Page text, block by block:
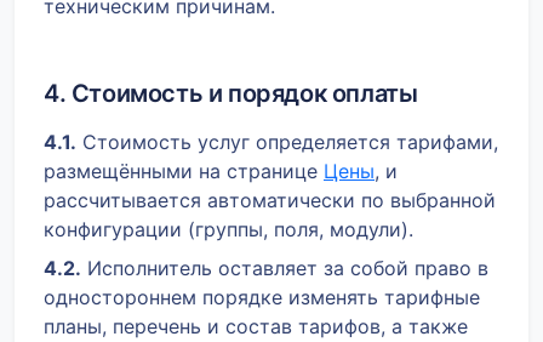
техническим причинам.
4. Стоимость и порядок оплаты
4.1. Стоимость услуг определяется тарифами,
размещёнными на странице Цены, и
рассчитывается автоматически по выбранной
конфигурации (группы, поля, модули).
4.2. Исполнитель оставляет за собой право в
одностороннем порядке изменять тарифные
планы, перечень и состав тарифов, а также